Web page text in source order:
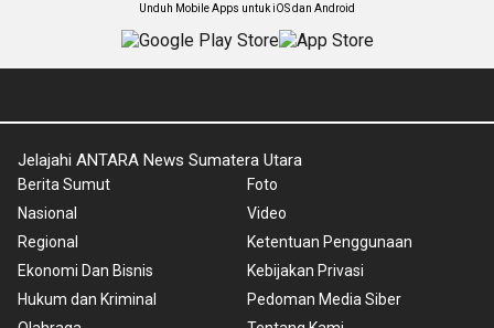
Unduh Mobile Apps untuk iOS dan Android
Jelajahi ANTARA News Sumatera Utara
Berita Sumut
Nasional
Regional
Ekonomi Dan Bisnis
Hukum dan Kriminal
Foto
Video
Ketentuan Penggunaan
Kebijakan Privasi
Pedoman Media Siber